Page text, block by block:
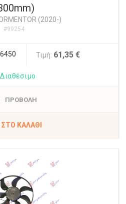
(2020-)
#99254
Τιμή: 61,35 €
Διαθέσιμο
ΠΡΟΒΟΛΗ
ΣΤΟ ΚΑΛΆΘΙ